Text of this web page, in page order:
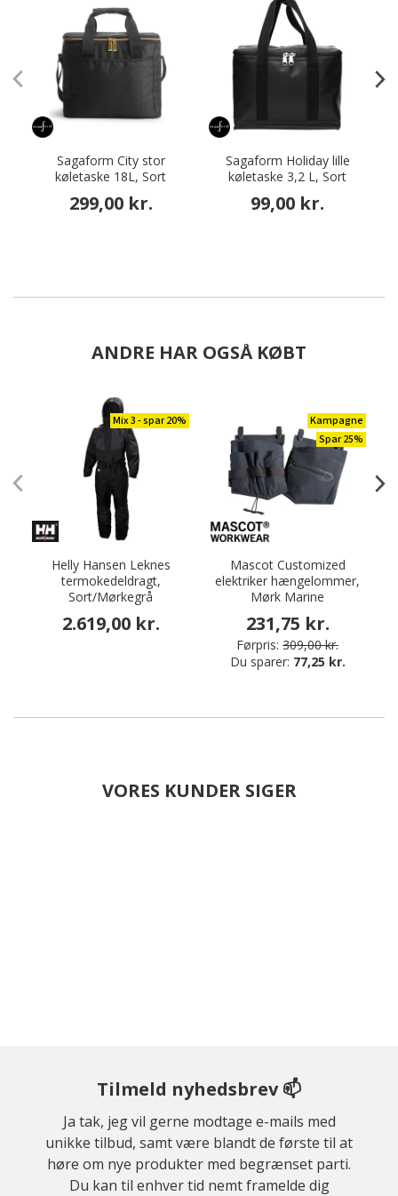
Sagaform City stor
køletaske 18L, Sort
299,00 kr.
Sagaform Holiday lille
køletaske 3,2 L, Sort
99,00 kr.
ANDRE HAR OGSÅ KØBT
Mix 3 - spar 20%
Helly Hansen Leknes
termokedeldragt,
Sort/Mørkegrå
2.619,00 kr.
Kampagne
Spar 25%
Mascot Customized
elektriker hængelommer,
Mørk Marine
231,75 kr.
Førpris: 309,00 kr.
Du sparer: 77,25 kr.
VORES KUNDER SIGER
Tilmeld nyhedsbrev 📫
Ja tak, jeg vil gerne modtage e-mails med
unikke tilbud, samt være blandt de første til at
høre om nye produkter med begrænset parti.
Du kan til enhver tid nemt framelde dig